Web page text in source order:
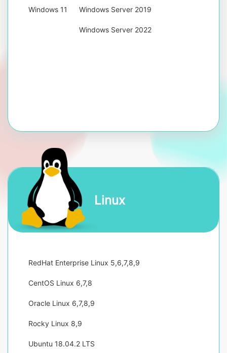
Windows 11 Windows Server 2019
Windows Server 2022
Linux
RedHat Enterprise Linux 5,6,7,8,9
CentOS Linux 6,7,8
Oracle Linux 6,7,8,9
Rocky Linux 8,9
Ubuntu 18.04.2 LTS